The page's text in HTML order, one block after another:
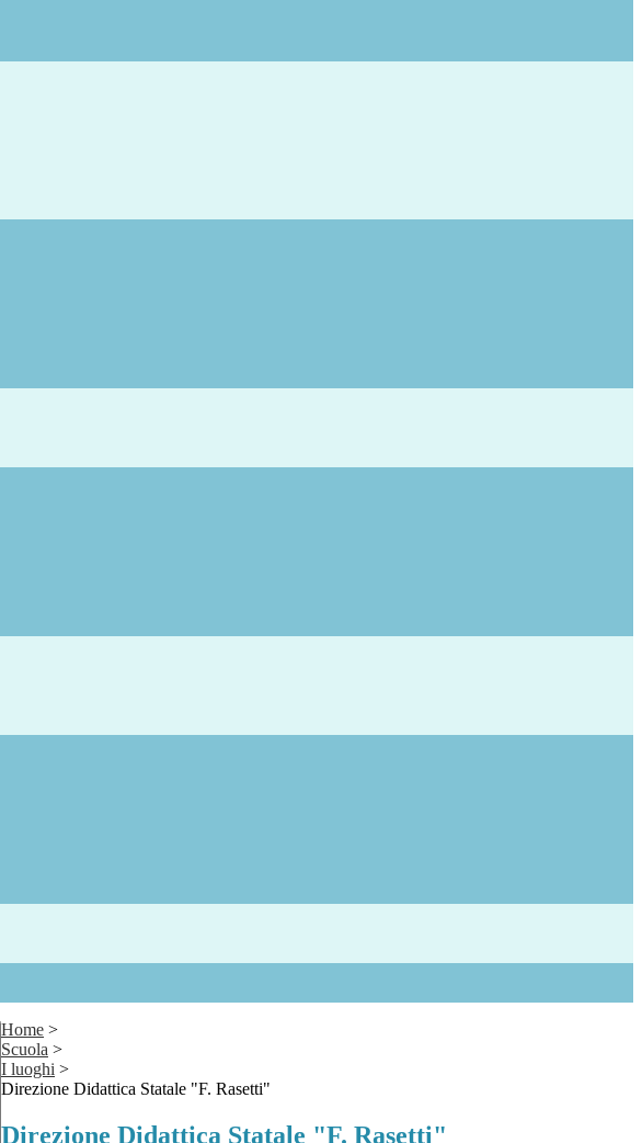
Home >
Scuola >
I luoghi >
Direzione Didattica Statale "F. Rasetti"
Direzione Didattica Statale "F. Rasetti"